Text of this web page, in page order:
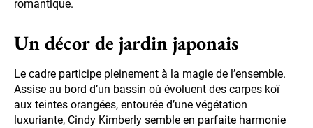
romantique.
Un décor de jardin japonais
Le cadre participe pleinement à la magie de l’ensemble.
Assise au bord d’un bassin où évoluent des carpes koï
aux teintes orangées, entourée d’une végétation
luxuriante, Cindy Kimberly semble en parfaite harmonie